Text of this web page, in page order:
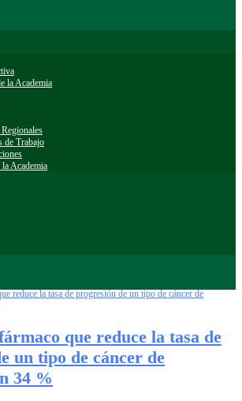
la Academia
de Trabajo
Academia
que reduce la tasa de
un tipo de cáncer de
34 %